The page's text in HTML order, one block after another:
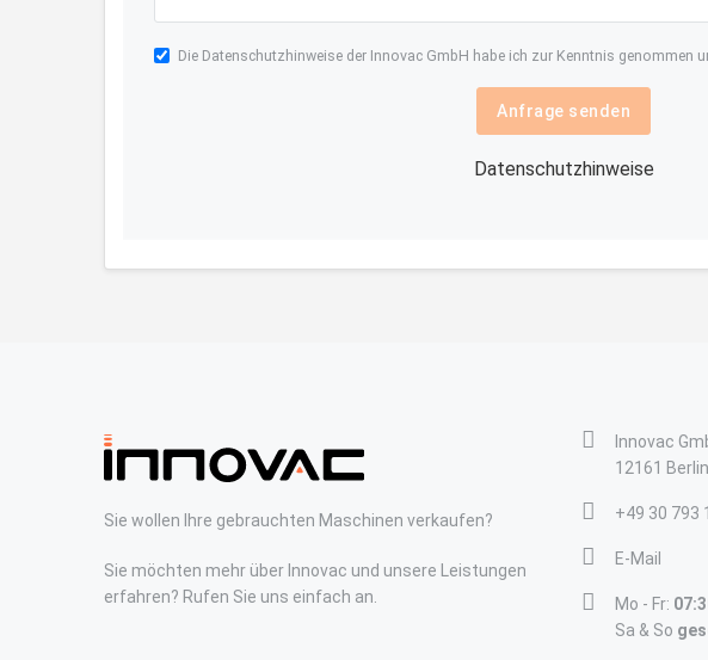
Die Datenschutzhinweise der Innovac GmbH habe ich zur Kenntnis genommen
Anfrage senden
Datenschutzhinweise
Sie wollen Ihre gebrauchten Maschinen verkaufen?
Sie möchten mehr über Innovac und unsere Leistungen
erfahren? Rufen Sie uns einfach an.
Innovac
12161 Berlin
+49 30 793
E-Mail
Mo - Fr:
Sa & So